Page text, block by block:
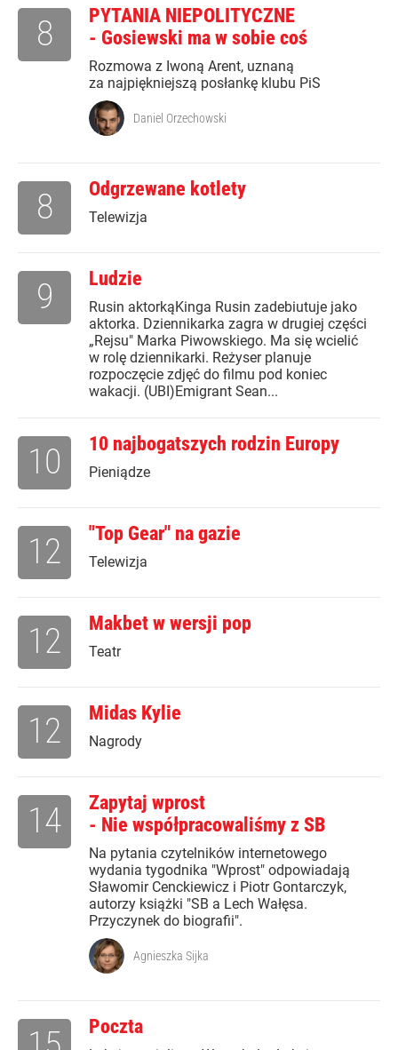
PYTANIA NIEPOLITYCZNE
- Gosiewski ma w sobie coś
Rozmowa z Iwoną Arent, uznaną
za najpiękniejszą posłankę klubu PiS
8
Daniel Orzechowski
Odgrzewane kotlety
Telewizja
8
Ludzie
Rusin aktorkąKinga Rusin zadebiutuje jako
aktorka. Dziennikarka zagra w drugiej części
„Rejsu" Marka Piwowskiego. Ma się wcielić
w rolę dziennikarki. Reżyser planuje
rozpoczęcie zdjęć do filmu pod koniec
wakacji. (UBI)Emigrant Sean...
9
10 najbogatszych rodzin Europy
Pieniądze
10
"Top Gear" na gazie
Telewizja
12
Makbet w wersji pop
Teatr
12
Midas Kylie
Nagrody
12
Zapytaj wprost
- Nie współpracowaliśmy z SB
Na pytania czytelników internetowego
wydania tygodnika "Wprost" odpowiadają
Sławomir Cenckiewicz i Piotr Gontarczyk,
autorzy książki "SB a Lech Wałęsa.
Przyczynek do biografii".
14
Agnieszka Sijka
Poczta